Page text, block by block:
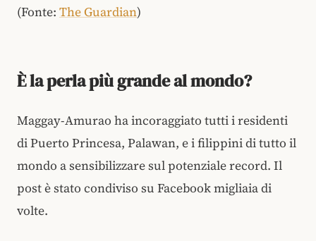
(Fonte: The Guardian)
È la perla più grande al mondo?
Maggay-Amurao ha incoraggiato tutti i residenti
di Puerto Princesa, Palawan, e i filippini di tutto il
mondo a sensibilizzare sul potenziale record. Il
post è stato condiviso su Facebook migliaia di
volte.